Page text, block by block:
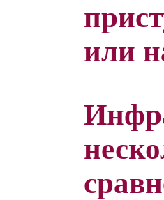
или